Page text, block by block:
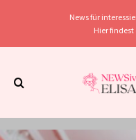
News für
Hier findest